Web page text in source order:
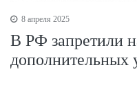
8 апреля 2025
В РФ запретили
дополнительных